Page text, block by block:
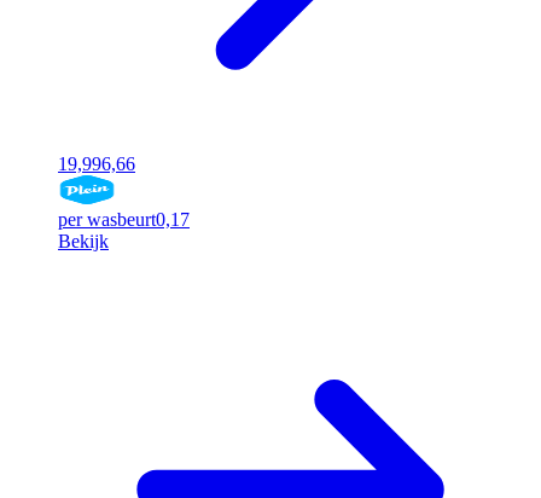
19,996,66
per wasbeurt0,17
Bekijk